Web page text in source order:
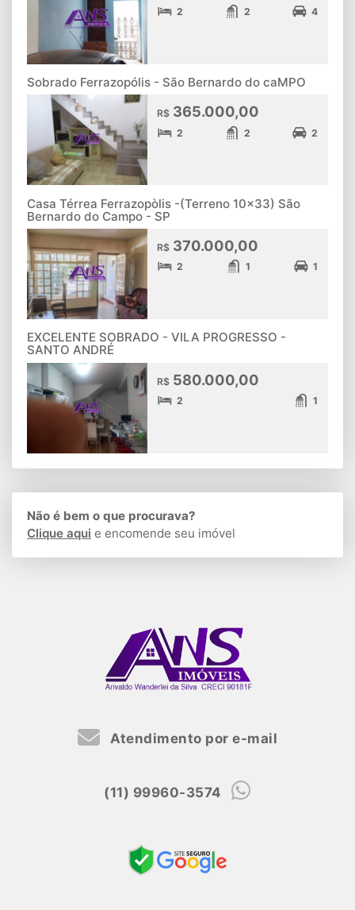
2 2 4
Sobrado Ferrazopólis - São Bernardo do caMPO
R$ 365.000,00
2 2 2
Casa Térrea Ferrazopòlis -(Terreno 10x33) São
Bernardo do Campo - SP
R$ 370.000,00
2 1 1
EXCELENTE SOBRADO - VILA PROGRESSO -
SANTO ANDRÉ
R$ 580.000,00
2 1
Não é bem o que procurava?
Clique aqui e encomende seu imóvel
Atendimento por e-mail
(11) 99960-3574